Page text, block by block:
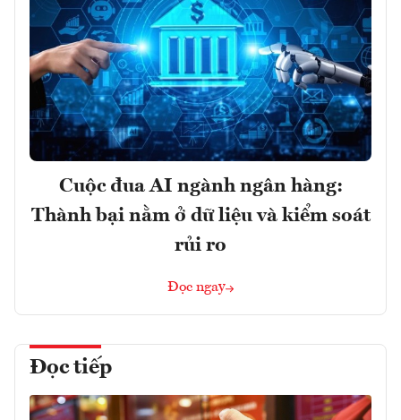
Cuộc đua AI ngành ngân hàng:
Thành bại nằm ở dữ liệu và kiểm soát
rủi ro
Đọc ngay
Đọc tiếp